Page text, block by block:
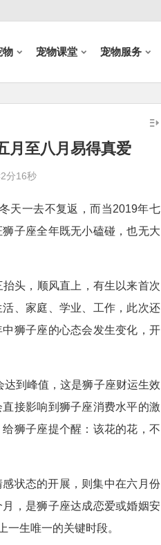
物 宠物课堂 宠物服务
月至八月易得真爱
分16秒
天一去不复返，而当2019年七
子座全年既无小磕碰，也无大
头，顺风直上，有生以来首次
、家庭、学业、工作，此次还
狮子座的心态会发生变化，开
达到峰值，这是狮子座财运生效
接影响到狮子座消费水平的激
狮子座提个醒：该花的花，不
状态的开展，则集中在六月份
，是狮子座达成恋爱或婚姻安
生唯一的关键时段。